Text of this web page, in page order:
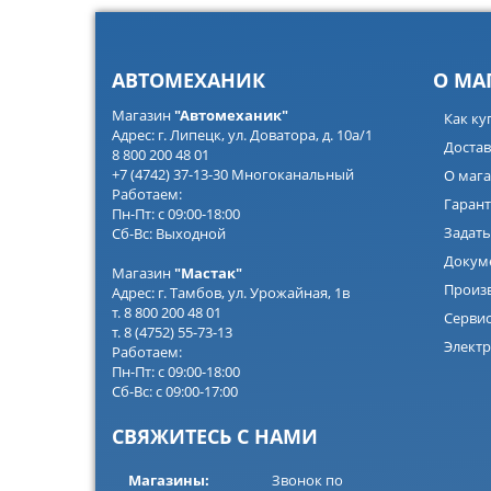
АВТОМЕХАНИК
Магазин"Автомеханик"
Адрес: г. Липецк, ул. Доватора, д. 10а/1
8 800 200 48 01
+7 (4742) 37-13-30 Многоканальный
Работаем:
Пн-Пт: с 09:00-18:00
Сб-Вс: Выходной
Магазин "Мастак"
Адрес: г. Тамбов, ул. Урожайная, 1в
т. 8 800 200 48 01
т. 8 (4752) 55-73-13
Работаем:
Пн-Пт: с 09:00-18:00
Сб-Вс: с 09:00-17:00
СВЯЖИТЕСЬ С НАМИ
Магазины: Звонок по
О
Как
О
Сервис